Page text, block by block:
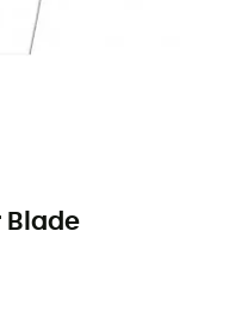
Blade